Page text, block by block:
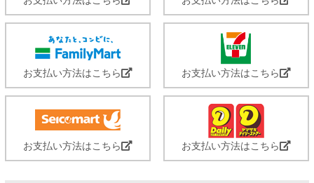
お支払い方法はこちら お支払い方法はこちら
お支払い方法はこちら お支払い方法はこちら